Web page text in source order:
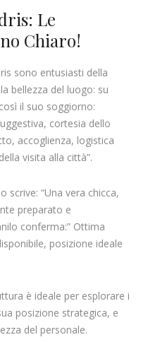
Le
Chiaro!
sono entusiasti della
bellezza del luogo: su
il suo soggiorno:
cortesia dello
accoglienza, logistica
visita alla città”.
scrive: “Una vera chicca,
preparato e
conferma:” Ottima
posizione ideale
è ideale per esplorare i
posizione strategica, e
del personale.